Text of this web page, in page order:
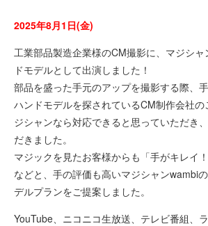
2025年8月1日(金)
工業部品製造企業様のCM撮影に、マジシ
ドモデルとして出演しました！
部品を盛った手元のアップを撮影する際、
ハンドモデルを探されているCM制作会社
ジシャンなら対応できると思っていただき
だきました。
マジックを見たお客様からも「手がキレイ
などと、手の評価も高いマジシャンwambi
デルプランをご提案しました。
YouTube、ニコニコ生放送、テレビ番組、